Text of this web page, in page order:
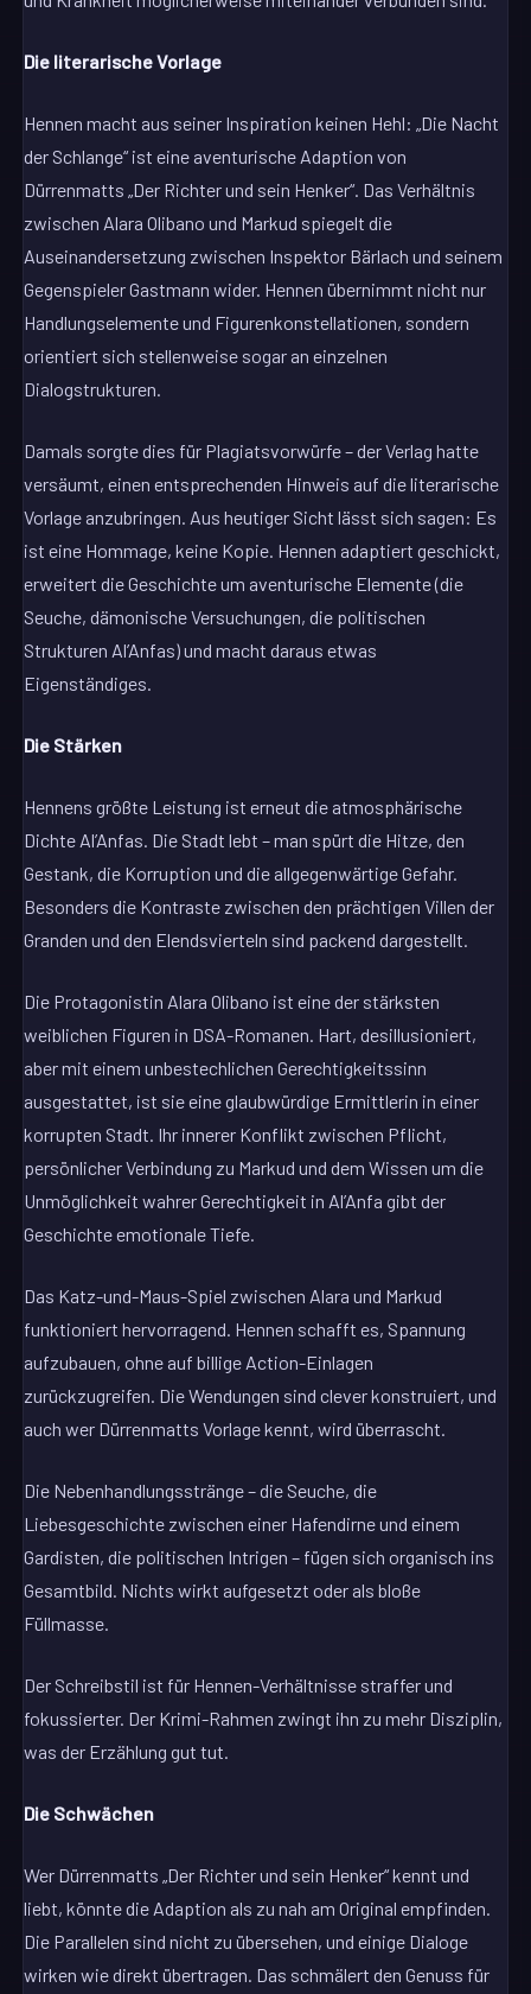
Die literarische Vorlage
Hennen macht aus seiner Inspiration keinen Hehl: „Die Nacht
der Schlange“ ist eine aventurische Adaption von
Dürrenmatts „Der Richter und sein Henker“. Das Verhältnis
zwischen Alara Olibano und Markud spiegelt die
Auseinandersetzung zwischen Inspektor Bärlach und seinem
Gegenspieler Gastmann wider. Hennen übernimmt nicht nur
Handlungselemente und Figurenkonstellationen, sondern
orientiert sich stellenweise sogar an einzelnen
Dialogstrukturen.
Damals sorgte dies für Plagiatsvorwürfe – der Verlag hatte
versäumt, einen entsprechenden Hinweis auf die literarische
Vorlage anzubringen. Aus heutiger Sicht lässt sich sagen: Es
ist eine Hommage, keine Kopie. Hennen adaptiert geschickt,
erweitert die Geschichte um aventurische Elemente (die
Seuche, dämonische Versuchungen, die politischen
Strukturen Al’Anfas) und macht daraus etwas
Eigenständiges.
Die Stärken
Hennens größte Leistung ist erneut die atmosphärische
Dichte Al’Anfas. Die Stadt lebt – man spürt die Hitze, den
Gestank, die Korruption und die allgegenwärtige Gefahr.
Besonders die Kontraste zwischen den prächtigen Villen der
Granden und den Elendsvierteln sind packend dargestellt.
Die Protagonistin Alara Olibano ist eine der stärksten
weiblichen Figuren in DSA-Romanen. Hart, desillusioniert,
aber mit einem unbestechlichen Gerechtigkeitssinn
ausgestattet, ist sie eine glaubwürdige Ermittlerin in einer
korrupten Stadt. Ihr innerer Konflikt zwischen Pflicht,
persönlicher Verbindung zu Markud und dem Wissen um die
Unmöglichkeit wahrer Gerechtigkeit in Al’Anfa gibt der
Geschichte emotionale Tiefe.
Das Katz-und-Maus-Spiel zwischen Alara und Markud
funktioniert hervorragend. Hennen schafft es, Spannung
aufzubauen, ohne auf billige Action-Einlagen
zurückzugreifen. Die Wendungen sind clever konstruiert, und
auch wer Dürrenmatts Vorlage kennt, wird überrascht.
Die Nebenhandlungsstränge – die Seuche, die
Liebesgeschichte zwischen einer Hafendirne und einem
Gardisten, die politischen Intrigen – fügen sich organisch ins
Gesamtbild. Nichts wirkt aufgesetzt oder als bloße
Füllmasse.
Der Schreibstil ist für Hennen-Verhältnisse straffer und
fokussierter. Der Krimi-Rahmen zwingt ihn zu mehr Disziplin,
was der Erzählung gut tut.
Die Schwächen
Wer Dürrenmatts „Der Richter und sein Henker“ kennt und
liebt, könnte die Adaption als zu nah am Original empfinden.
Die Parallelen sind nicht zu übersehen, und einige Dialoge
wirken wie direkt übertragen. Das schmälert den Genuss für